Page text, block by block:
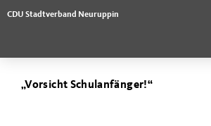
CDU Stadtverband Neuruppin
Vorsicht Schulanfänger!“